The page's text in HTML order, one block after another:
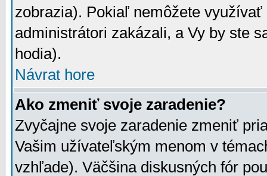
zobrazia). Pokiaľ nemôžete
administrátori zakázali, a Vy by ste
hodia).
Návrat hore
Ako zmeniť svoje zaradenie?
Zvyčajne svoje zaradenie zmeniť
Vašim užívateľským menom v
vzhľade). Väčšina diskusných fór